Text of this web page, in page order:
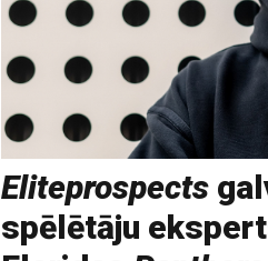
Eliteprospects
spēlētāju